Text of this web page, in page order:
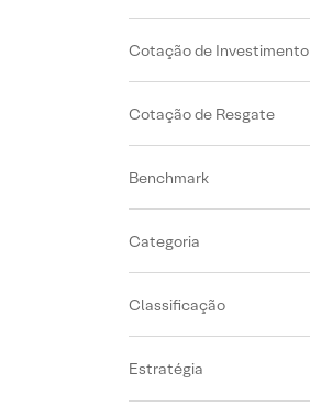
Cotação de Investimento
Cotação de Resgate
Benchmark
Categoria
Classificação
Estratégia